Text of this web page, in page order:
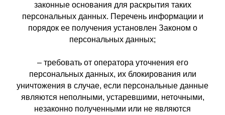
законные основания для раскрытия таких
персональных данных. Перечень информации и
порядок ее получения установлен Законом о
персональных данных;
– требовать от оператора уточнения его
персональных данных, их блокирования или
уничтожения в случае, если персональные данные
являются неполными, устаревшими, неточными,
незаконно полученными или не являются